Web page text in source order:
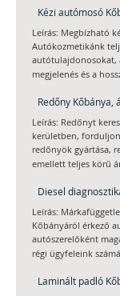
Kézi autómosó
Leírás: Megbízható
Autókozmetikánk
autótulajdonosokat,
megjelenés és a
Redőny Kőbánya,
Leírás: Redőnyt
kerületben,
redőnyök gyártása,
emellett teljes körű
Diesel
Leírás:
Kőbányáról érkező
autószerelőként
régi ügyfeleink
Laminált padló